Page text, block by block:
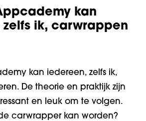
kan
zelfs ik, carwrappen
kan iedereen, zelfs ik,
De theorie en praktijk zijn
en leuk om te volgen.
carwrapper kan worden?